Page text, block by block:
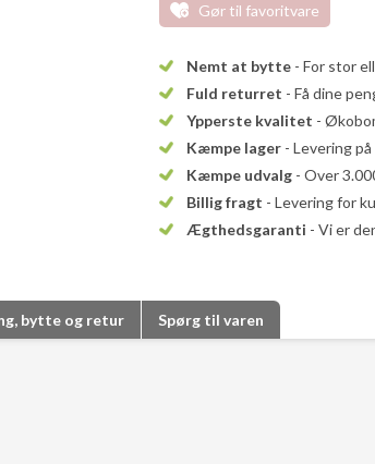
Gør til favoritvare
Nemt at bytte - For stor
Fuld returret - Få dine
Ypperste kvalitet -
Kæmpe lager - Levering
Kæmpe udvalg - Over
Billig fragt - Levering for
Ægthedsgaranti - Vi er
bytte og retur Spørg til varen